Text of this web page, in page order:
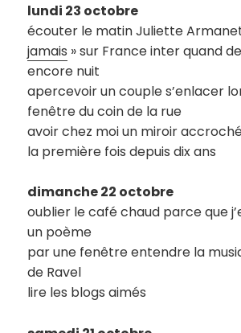
lundi 23 octobre
écouter le matin Juliette
jamais » sur France inter quand
encore nuit
apercevoir un couple s’enlacer
fenêtre du coin de la rue
avoir chez moi un miroir
la première fois depuis dix ans
dimanche 22 octobre
oublier le café chaud parce que
un poème
par une fenêtre entendre la
de Ravel
lire les blogs aimés